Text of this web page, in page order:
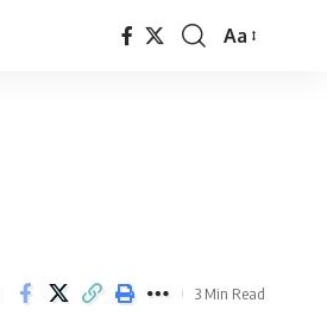
Font
Aa
3 Min Read